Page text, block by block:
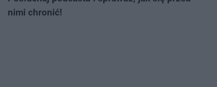
nimi chronić!